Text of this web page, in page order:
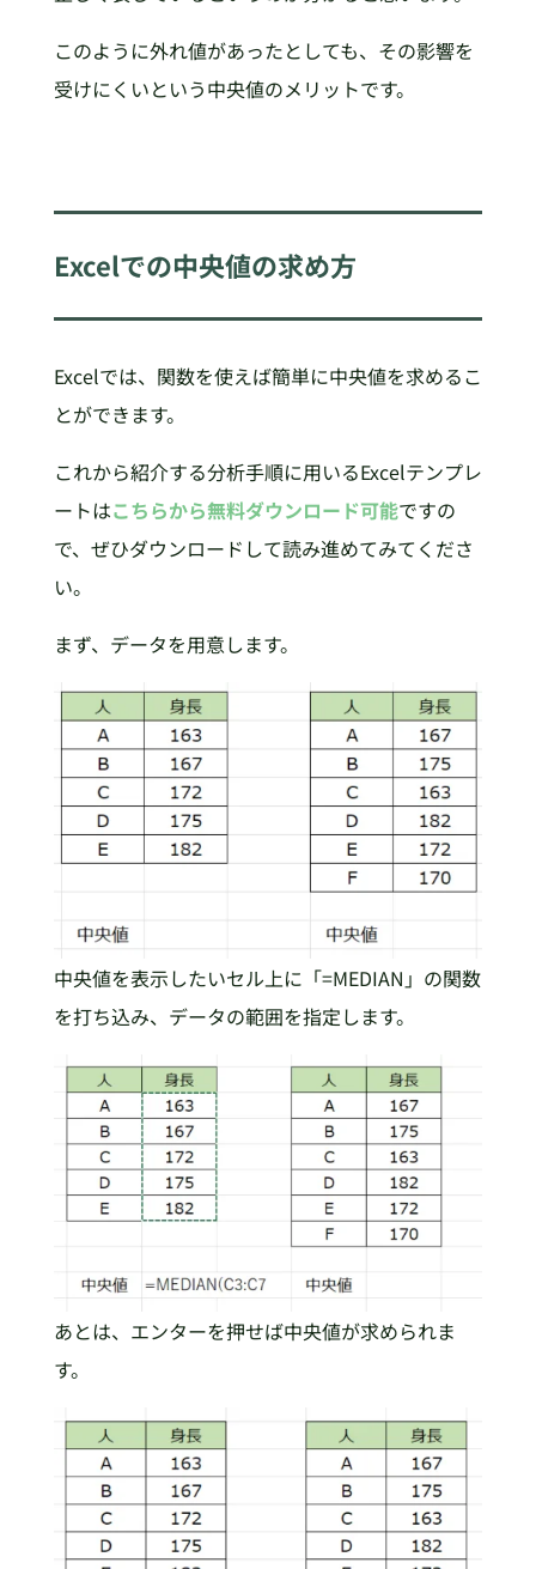
このように外れ値があったとしても、その影響を
受けにくいという中央値のメリットです。
Excelでの中央値の求め方
Excelでは、関数を使えば簡単に中央値を求めるこ
とができます。
これから紹介する分析手順に用いるExcelテンプレ
ートはこちらから無料ダウンロード可能ですの
で、ぜひダウンロードして読み進めてみてくださ
い。
まず、データを用意します。
中央値を表示したいセル上に「=MEDIAN」の関数
を打ち込み、データの範囲を指定します。
あとは、エンターを押せば中央値が求められま
す。